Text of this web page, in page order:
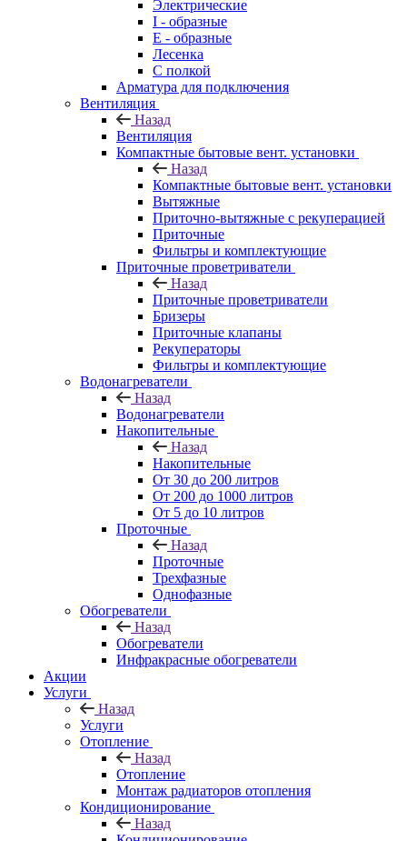
Электрические
I - образные
E - образные
Лесенка
С полкой
Арматура для подключения
Вентиляция
Назад
Вентиляция
Компактные бытовые вент. установки
Назад
Компактные бытовые вент. установки
Вытяжные
Приточно-вытяжные с рекуперацией
Приточные
Фильтры и комплектующие
Приточные проветриватели
Назад
Приточные проветриватели
Бризеры
Приточные клапаны
Рекуператоры
Фильтры и комплектующие
Водонагреватели
Назад
Водонагреватели
Накопительные
Назад
Накопительные
От 30 до 200 литров
От 200 до 1000 литров
От 5 до 10 литров
Проточные
Назад
Проточные
Трехфазные
Однофазные
Обогреватели
Назад
Обогреватели
Инфракрасные обогреватели
Акции
Услуги
Назад
Услуги
Отопление
Назад
Отопление
Монтаж радиаторов отопления
Кондиционирование
Назад